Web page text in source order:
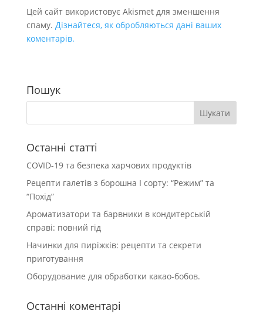
Цей сайт використовує Akismet для зменшення
спаму. Дізнайтеся, як обробляються дані ваших
коментарів.
Пошук
Останні статті
COVID-19 та безпека харчових продуктів
Рецепти галетів з борошна І сорту: “Режим” та
“Похід”
Ароматизатори та барвники в кондитерській
справі: повний гід
Начинки для пиріжків: рецепти та секрети
приготування
Оборудование для обработки какао-бобов.
Останні коментарі